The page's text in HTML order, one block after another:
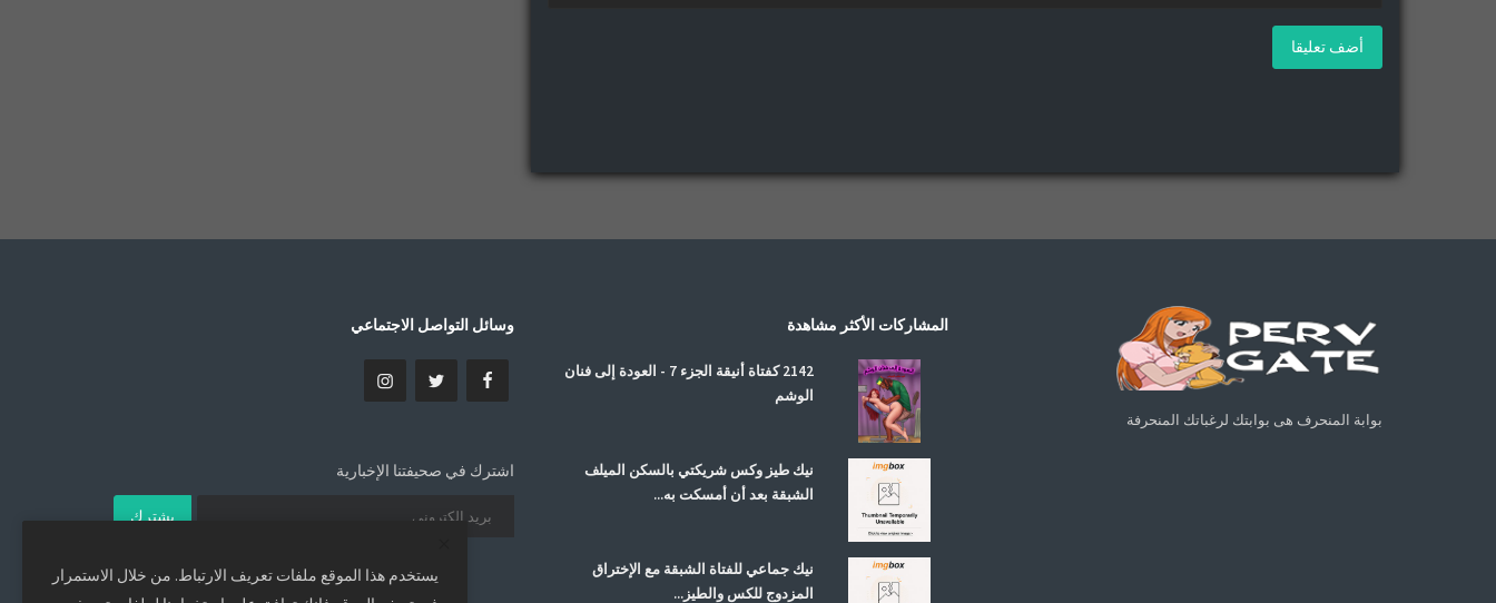
أضف تعليقا
بوابة المنحرف هى بوابتك لرغباتك المنحرفة
المشاركات الأكثر مشاهدة
2142 كفتاة أنيقة الجزء 7 - العودة إلى فنان
الوشم
نيك طيز وكس شريكتي بالسكن الميلف
الشبقة بعد أن أمسكت به...
نيك جماعي للفتاة الشبقة مع الإختراق
المزدوج للكس والطيز...
وسائل التواصل الاجتماعي
اشترك في صحيفتنا الإخبارية
يشترك
يستخدم هذا الموقع ملفات تعريف الارتباط. من خلال الاستمرار